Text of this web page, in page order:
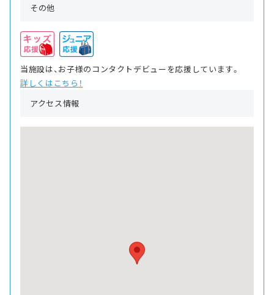
その他
当施設は、お子様のコンタクトデビューを応援しています。
詳しくはこちら！
アクセス情報